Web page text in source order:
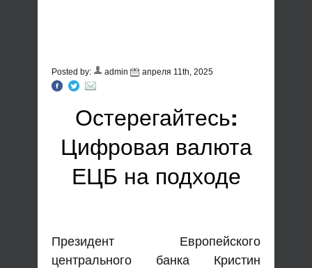
Posted by: admin апреля 11th, 2025
Остерегайтесь:
Цифровая валюта
ЕЦБ на подходе
Президент Европейского
центрального банка Кристин